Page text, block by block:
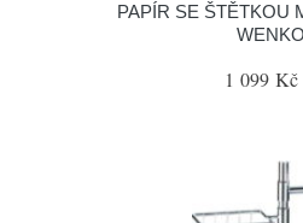
PAPÍR SE ŠTĚTKOU
WENKO
1 099 Kč